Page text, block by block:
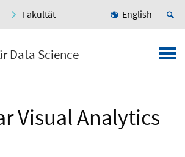
Fakultät English
Data Science
Visual Analytics